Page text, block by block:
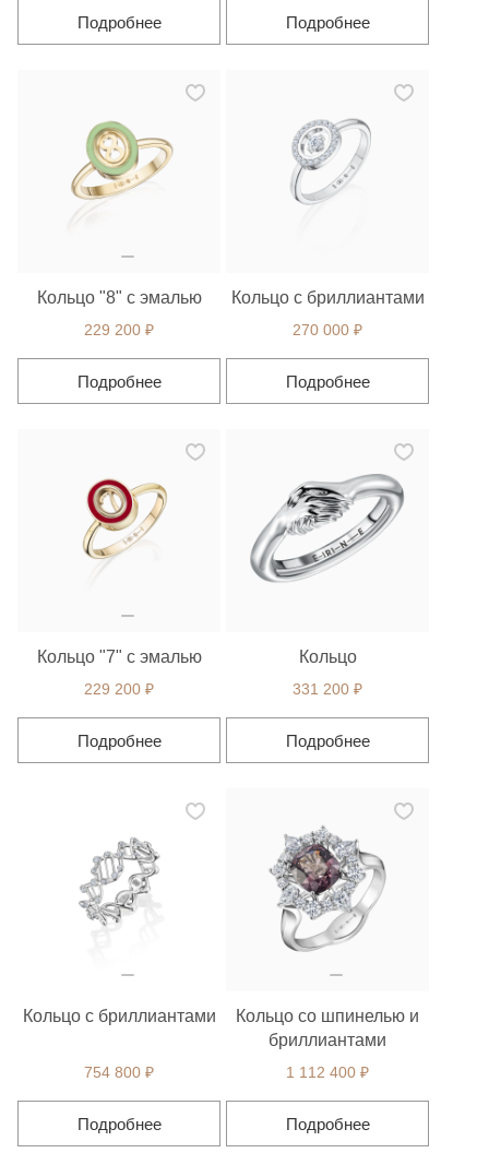
Подробнее Подробнее
229 200 ₽
Кольцо "8" с эмалью
Подробнее
270 000 ₽
Кольцо с бриллиантами
Подробнее
229 200 ₽
Кольцо "7" с эмалью
Подробнее
331 200 ₽
Кольцо
Подробнее
754 800 ₽
Кольцо с бриллиантами
Подробнее
1 112 400 ₽
Кольцо со шпинелью и
бриллиантами
Подробнее